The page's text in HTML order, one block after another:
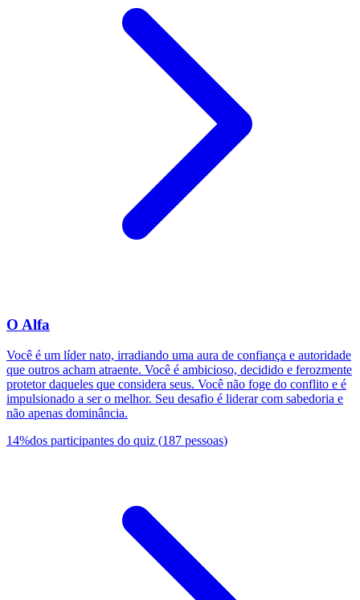
O Alfa
Você é um líder nato, irradiando uma aura de confiança e autoridade
que outros acham atraente. Você é ambicioso, decidido e ferozmente
protetor daqueles que considera seus. Você não foge do conflito e é
impulsionado a ser o melhor. Seu desafio é liderar com sabedoria e
não apenas dominância.
14%dos participantes do quiz (187 pessoas)